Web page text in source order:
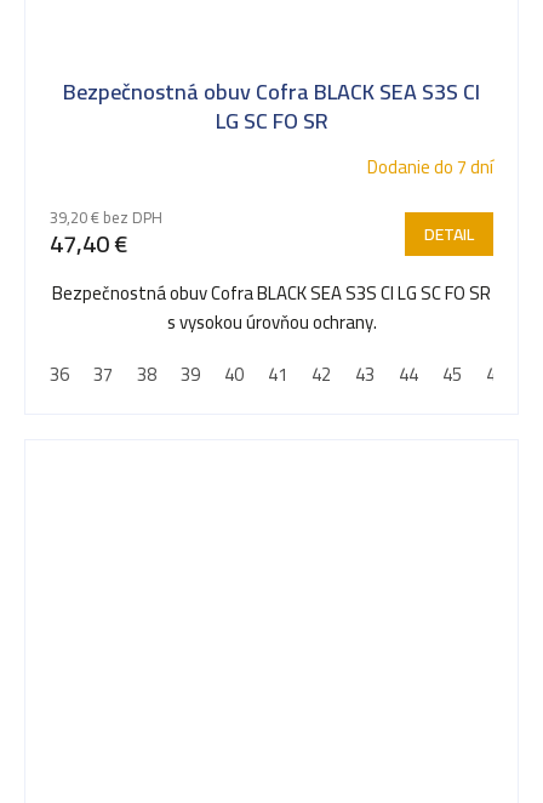
Bezpečnostná obuv Cofra BLACK SEA S3S CI
LG SC FO SR
Dodanie do 7 dní
39,20 € bez DPH
47,40 € DETAIL
Bezpečnostná obuv Cofra BLACK SEA S3S CI LG SC FO SR
s vysokou úrovňou ochrany.
36
37 38 39 40 41 42 43 44 45 46